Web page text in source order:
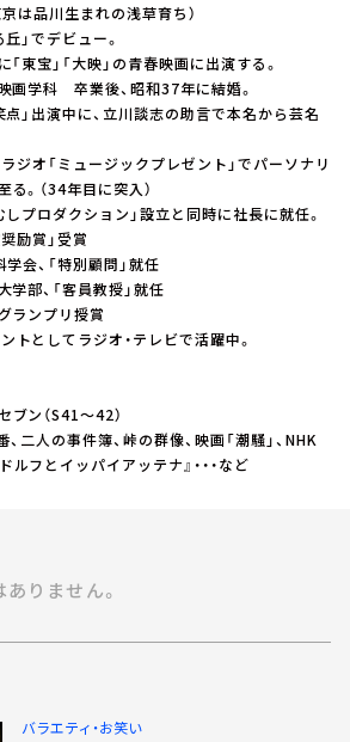
は品川生まれの浅草育ち）
」でデビュー。
東宝」「大映」の青春映画に出演する。
画学科 卒業後、昭和37年に結婚。
」出演中に、立川談志の助言で本名から芸名
ジオ「ミュージックプレゼント」でパーソナリ
。（34年目に突入）
プロダクション」設立と同時に社長に就任。
励賞」受賞
会、「特別顧問」就任
部、「客員教授」就任
ランプリ授賞
トとしてラジオ・テレビで活躍中。
ブン（S41～42）
二人の事件簿、峠の群像、映画「潮騒」、NHK
フとイッパイアッテナ』・・・など
りません。
バラエティ・お笑い